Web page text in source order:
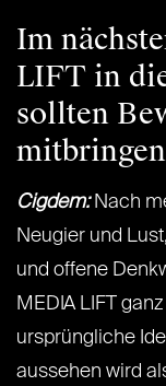
Im
LIFT in
sollten
Cigdem:Nach
Neugier und
und offene
MEDIA LIFT
ursprüngliche
aussehen wird